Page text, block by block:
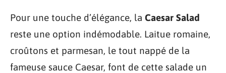
Pour une touche d’élégance, la Caesar Salad
reste une option indémodable. Laitue romaine,
croûtons et parmesan, le tout nappé de la
fameuse sauce Caesar, font de cette salade un